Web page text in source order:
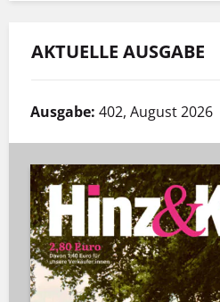
AKTUELLE AUSGABE
Ausgabe: 402, August 2026